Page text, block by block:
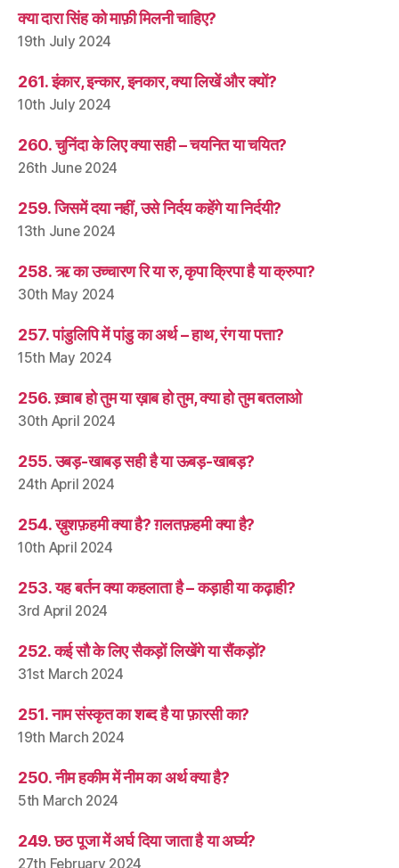
क्या दारा सिंह को माफ़ी मिलनी चाहिए?
19th July 2024
261. इंकार, इन्कार, इनकार, क्या लिखें और क्यों?
10th July 2024
260. चुनिंदा के लिए क्या सही – चयनित या चयित?
26th June 2024
259. जिसमें दया नहीं, उसे निर्दय कहेंगे या निर्दयी?
13th June 2024
258. ऋ का उच्चारण रि या रु, कृपा क्रिपा है या क्रुपा?
30th May 2024
257. पांडुलिपि में पांडु का अर्थ – हाथ, रंग या पत्ता?
15th May 2024
256. ख़्वाब हो तुम या ख़ाब हो तुम, क्या हो तुम बतलाओ
30th April 2024
255. उबड़-खाबड़ सही है या ऊबड़-खाबड़?
24th April 2024
254. ख़ुशफ़हमी क्या है? ग़लतफ़हमी क्या है?
10th April 2024
253. यह बर्तन क्या कहलाता है – कड़ाही या कढ़ाही?
3rd April 2024
252. कई सौ के लिए सैकड़ों लिखेंगे या सैंकड़ों?
31st March 2024
251. नाम संस्कृत का शब्द है या फ़ारसी का?
19th March 2024
250. नीम हकीम में नीम का अर्थ क्या है?
5th March 2024
249. छठ पूजा में अर्घ दिया जाता है या अर्घ्य?
27th February 2024